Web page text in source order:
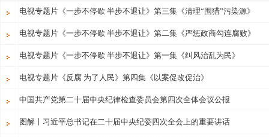
电视专题片《一步不停歇 半步不退让》第三集《清理“围猎”污染源》
电视专题片《一步不停歇 半步不退让》第二集《严惩政商勾连腐败》
电视专题片《一步不停歇 半步不退让》第一集《纠风治乱为民》
电视专题片《反腐 为了人民》第四集《以案促改促治》
中国共产党第二十届中央纪律检查委员会第四次全体会议公报
图解丨习近平总书记在二十届中央纪委四次全会上的重要讲话